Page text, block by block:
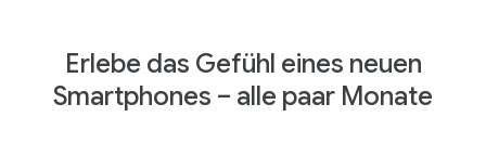
Erlebe das Gefühl eines neuen
Smartphones – alle paar Monate